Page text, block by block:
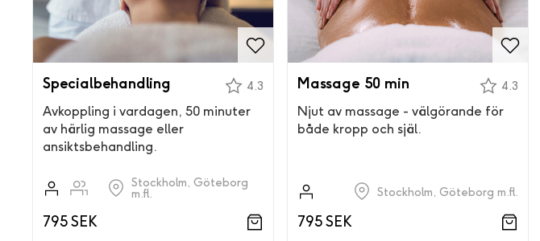
Specialbehandling 4.3
Avkoppling i vardagen, 50 minuter
av härlig massage eller
ansiktsbehandling.
Stockholm, Göteborg
m.fl.
795 SEK
Massage 50 min 4.3
Njut av massage - välgörande för
både kropp och själ.
Stockholm, Göteborg m.fl.
795 SEK